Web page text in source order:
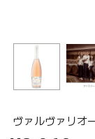
ヴァルヴァリオ